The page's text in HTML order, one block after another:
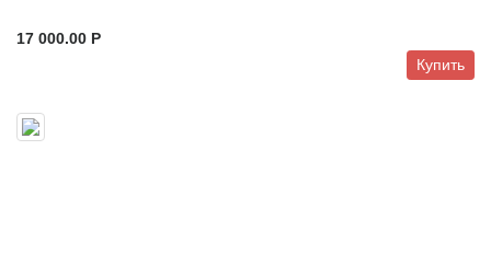
17 000.00 P
Купить